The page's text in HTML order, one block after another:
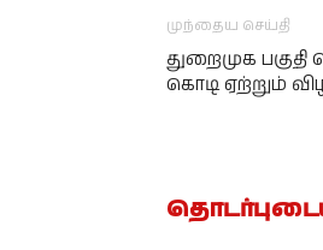
முந்தைய செய்தி
துறைமுக
கொடி ஏற்றும்